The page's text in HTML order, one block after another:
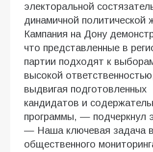
электоральной
динамичной политической
Кампания на Дону
что представленные в
партии подходят к
высокой
выдвигая подготовленных
кандидатов и
программы, — подчеркнул
— Наша ключевая задача
общественного